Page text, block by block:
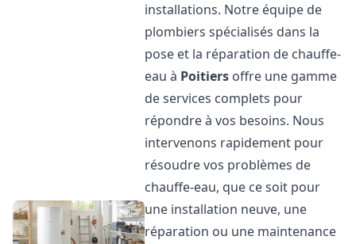
installations. Notre équipe de
plombiers spécialisés dans la
pose et la réparation de chauffe-
eau à Poitiers offre une gamme
de services complets pour
répondre à vos besoins. Nous
intervenons rapidement pour
résoudre vos problèmes de
chauffe-eau, que ce soit pour
une installation neuve, une
réparation ou une maintenance